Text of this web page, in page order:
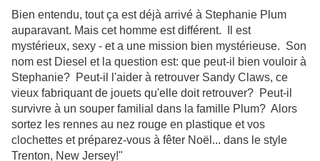
Bien entendu, tout ça est déjà arrivé à Stephanie Plum
auparavant. Mais cet homme est différent. Il est
mystérieux, sexy - et a une mission bien mystérieuse. Son
nom est Diesel et la question est: que peut-il bien vouloir à
Stephanie? Peut-il l'aider à retrouver Sandy Claws, ce
vieux fabriquant de jouets qu'elle doit retrouver? Peut-il
survivre à un souper familial dans la famille Plum? Alors
sortez les rennes au nez rouge en plastique et vos
clochettes et préparez-vous à fêter Noël... dans le style
Trenton, New Jersey!"